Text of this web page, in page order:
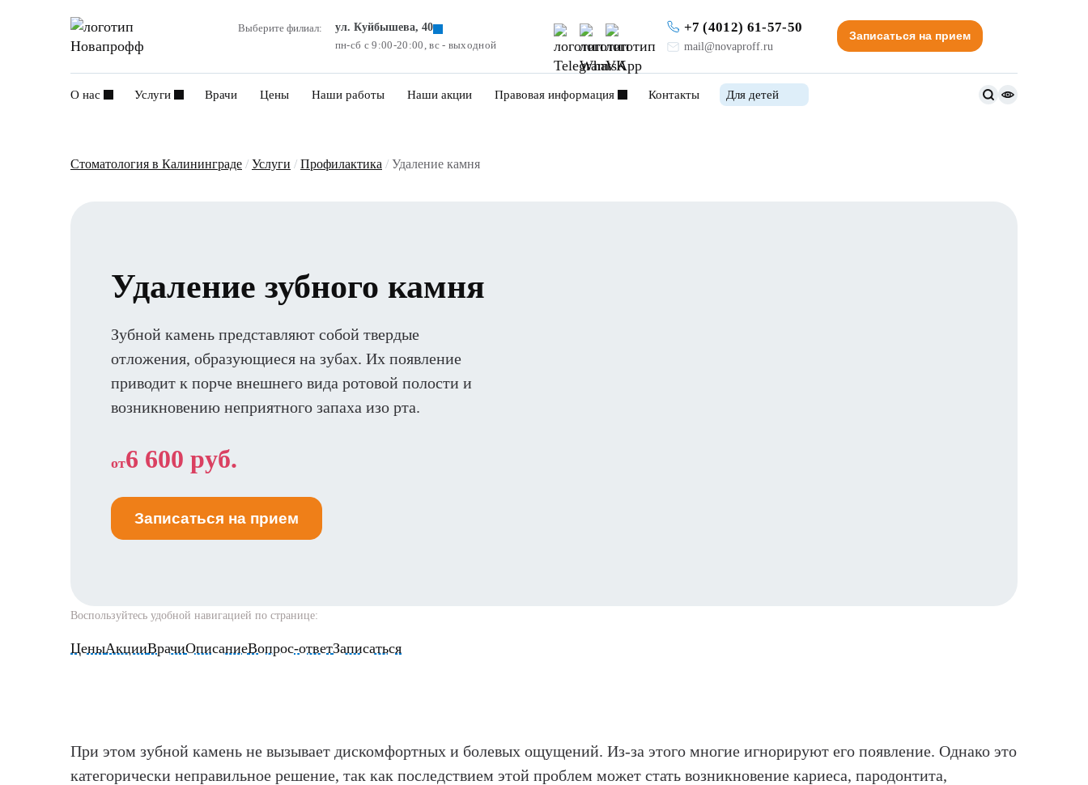
Выберите филиал:
ул. Куйбышева, 40
пн-сб с 9:00-20:00, вс - выходной
+7 (4012) 61-57-50
mail@novaproff.ru
Записаться на прием
О нас Услуги Врачи Цены Наши работы Наши акции Правовая информация Контакты Для детей
Стоматология в Калининграде / Услуги / Профилактика / Удаление камня
Удаление зубного камня
Зубной камень представляют собой твердые
отложения, образующиеся на зубах. Их появление
приводит к порче внешнего вида ротовой полости и
возникновению неприятного запаха изо рта.
от6 600 руб.
Записаться на прием
Воспользуйтесь удобной навигацией по странице:
ЦеныАкцииВрачиОписаниеВопрос-ответЗаписаться
При этом зубной камень не вызывает дискомфортных и болевых ощущений. Из-за этого многие игнорируют его появление. Однако это
категорически неправильное решение, так как последствием этой проблем может стать возникновение кариеса, пародонтита,